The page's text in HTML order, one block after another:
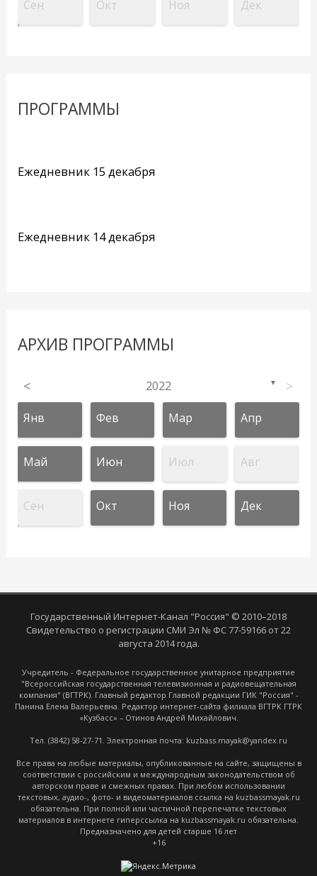
Сен Окт Ноя Дек
ПРОГРАММЫ
Ежедневник 15 декабря
Ежедневник 14 декабря
АРХИВ ПРОГРАММЫ
< 2022 ▼ >
Янв Фев Мар Апр
Май Июн Июл Авг
Сен Окт Ноя Дек
Государственный Интернет-Канал "Россия" © 2010–2018
Свидетельство о регистрации СМИ Эл № ФС 77-59166 от 22
августа 2014 года.
Учредитель - Федеральное государственное унитарное предприятие
"Всероссийская государственная телевизионная и радиовещательная
компания" (ВГТРК). Главный редактор Главной редакции ГИК "Россия" -
Панина Елена Валерьевна. Редактор интернет-сайта филиала ВГТРК ГТРК
«Кузбасс» – Отинов Андрей Михайлович.
Тел. (3842) 58-27-71. Электронная почта: kuzbass.mayak@yandex.ru
Все права на любые материалы, опубликованные на сайте, защищены в
соответствии с российским и международным законодательством об
авторском праве и смежных правах. При любом использовании
текстовых, аудио-, фото- и видеоматериалов ссылка на kuzbassmayak.ru
обязательна. При полной или частичной перепечатке текстовых
материалов в интернете гиперссылка на kuzbassmayak.ru обязательна.
Предназначено для детей старше 16 лет
+16